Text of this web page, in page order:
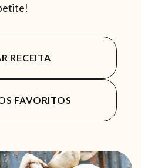
RECEITA
FAVORITOS